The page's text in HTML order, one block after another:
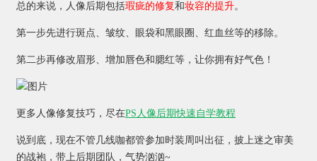
总的来说，人像后期包括瑕疵的修复和妆容的提升。
第一步先进行斑点、皱纹、眼袋和黑眼圈、红血丝等的移除。
第二步再修改眉形、增加唇色和腮红等，让你拥有好气色！
更多人像修复技巧，尽在PS人像后期快速自学教程
说到底，现在不管几线咖都管参加时装周叫出征，披上迷之审美
的战袍，带上后期团队，气势汹汹~